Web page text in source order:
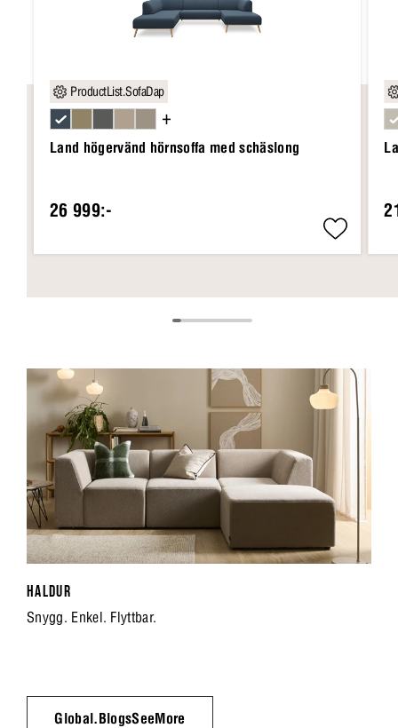
ProductList.SofaDap
Land högervänd hörnsoffa med schäslong
26 999:-
+
HALDUR
Snygg. Enkel. Flyttbar.
Global.BlogsSeeMore